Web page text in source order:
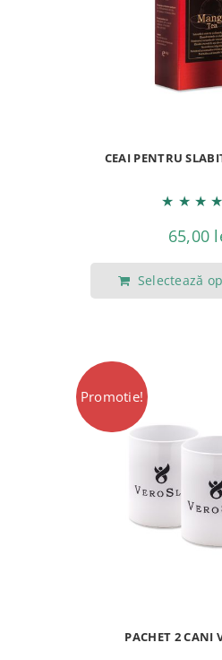
CEAI PENTRU
★ ★ ★ ★
65,00
Selectează
mai
multe
Promotie!
PACHET 2 CANI